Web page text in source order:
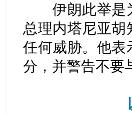
伊朗此举是为
总理内塔尼亚
任何威胁。他表
分，并警告不要